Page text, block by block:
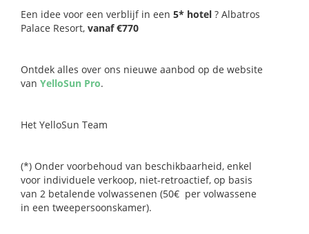
Een idee voor een verblijf in een 5* hotel ? Albatros
Palace Resort, vanaf €770
Ontdek alles over ons nieuwe aanbod op de website
van YelloSun Pro.
Het YelloSun Team
(*) Onder voorbehoud van beschikbaarheid, enkel
voor individuele verkoop, niet-retroactief, op basis
van 2 betalende volwassenen (50€ per volwassene
in een tweepersoonskamer).